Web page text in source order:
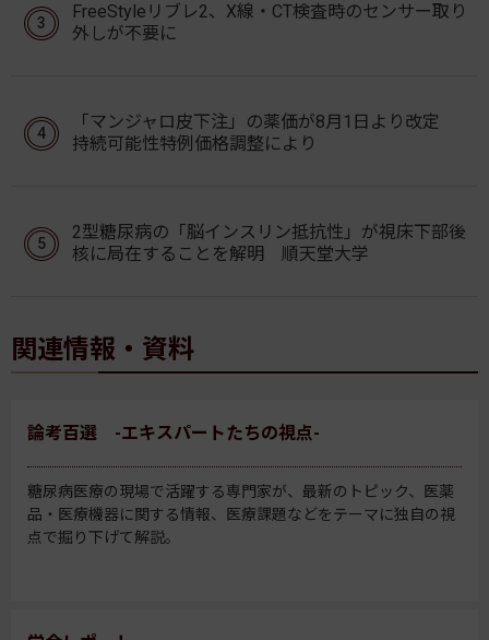
FreeStyleリブレ2、X線・CT検査時のセンサー取り
外しが不要に
「マンジャロ皮下注」の薬価が8月1日より改定
持続可能性特例価格調整により
2型糖尿病の「脳インスリン抵抗性」が視床下部後
核に局在することを解明 順天堂大学
関連情報・資料
論考百選 -エキスパートたちの視点-
糖尿病医療の現場で活躍する専門家が、最新のトピック、医薬
品・医療機器に関する情報、医療課題などをテーマに独自の視
点で掘り下げて解説。